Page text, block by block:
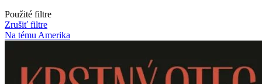
Použité filtre
Zrušiť filtre
Na tému Amerika